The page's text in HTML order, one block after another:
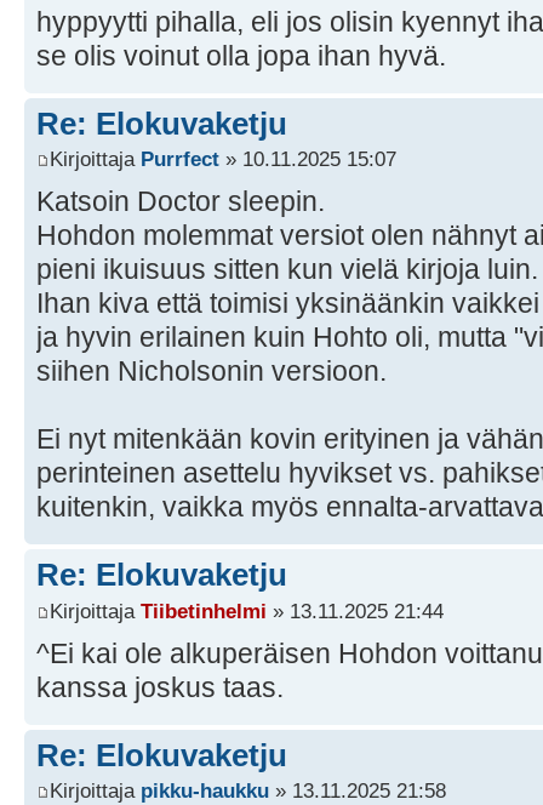
hyppyytti pihalla, eli jos olisin kyennyt
se olis voinut olla jopa ihan hyvä.
Re: Elokuvaketju
Kirjoittaja Purrfect » 10.11.2025 15:07
Katsoin Doctor sleepin.
Hohdon molemmat versiot olen nähnyt
pieni ikuisuus sitten kun vielä kirjoja luin.
Ihan kiva että toimisi yksinäänkin
ja hyvin erilainen kuin Hohto oli, mutta
siihen Nicholsonin versioon.
Ei nyt mitenkään kovin erityinen ja
perinteinen asettelu hyvikset vs.
kuitenkin, vaikka myös ennalta-
Re: Elokuvaketju
Kirjoittaja Tiibetinhelmi » 13.11.2025 21:44
^Ei kai ole alkuperäisen Hohdon
kanssa joskus taas.
Re: Elokuvaketju
Kirjoittaja pikku-haukku » 13.11.2025 21:58